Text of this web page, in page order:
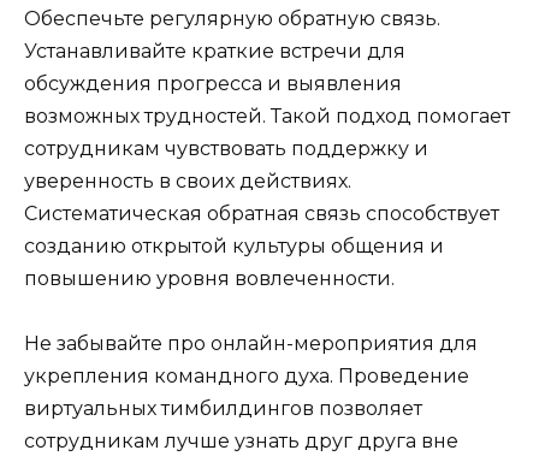
Обеспечьте регулярную обратную связь.
Устанавливайте краткие встречи для
обсуждения прогресса и выявления
возможных трудностей. Такой подход помогает
сотрудникам чувствовать поддержку и
уверенность в своих действиях.
Систематическая обратная связь способствует
созданию открытой культуры общения и
повышению уровня вовлеченности.
Не забывайте про онлайн-мероприятия для
укрепления командного духа. Проведение
виртуальных тимбилдингов позволяет
сотрудникам лучше узнать друг друга вне